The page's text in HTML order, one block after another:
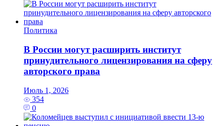
Политика
В России могут расширить институт
принудительного лицензирования на сферу
авторского права
Июль 1, 2026
354
0